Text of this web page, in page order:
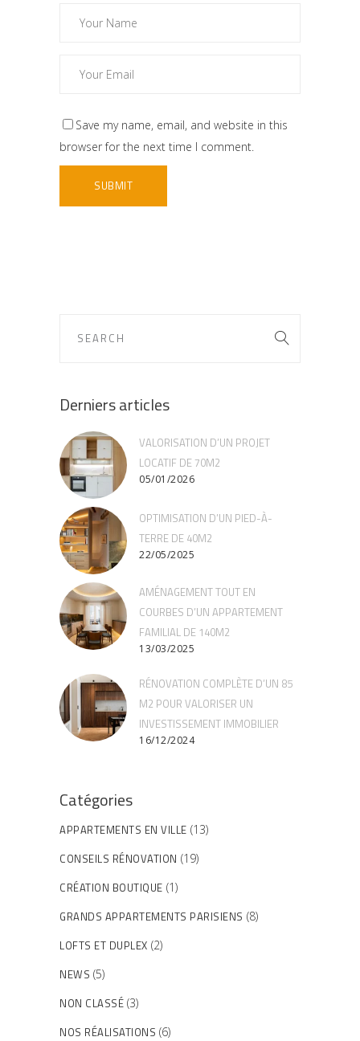
Save my name, email, and website in this
browser for the next time I comment.
Derniers articles
VALORISATION D’UN PROJET
LOCATIF DE 70M2
05/01/2026
OPTIMISATION D’UN PIED-À-
TERRE DE 40M2
22/05/2025
AMÉNAGEMENT TOUT EN
COURBES D’UN APPARTEMENT
FAMILIAL DE 140M2
13/03/2025
RÉNOVATION COMPLÈTE D’UN 85
M2 POUR VALORISER UN
INVESTISSEMENT IMMOBILIER
16/12/2024
Catégories
APPARTEMENTS EN VILLE (13)
CONSEILS RÉNOVATION (19)
CRÉATION BOUTIQUE (1)
GRANDS APPARTEMENTS PARISIENS (8)
LOFTS ET DUPLEX (2)
NEWS (5)
NON CLASSÉ (3)
NOS RÉALISATIONS (6)